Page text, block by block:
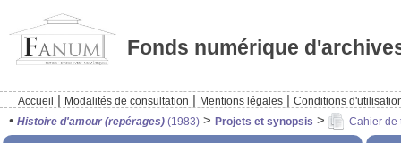
Fonds numérique
Accueil | Modalités de consultation | Mentions légales | Conditions
• Histoire d'amour (repérages) (1983) > Projets et synopsis > Cahier de